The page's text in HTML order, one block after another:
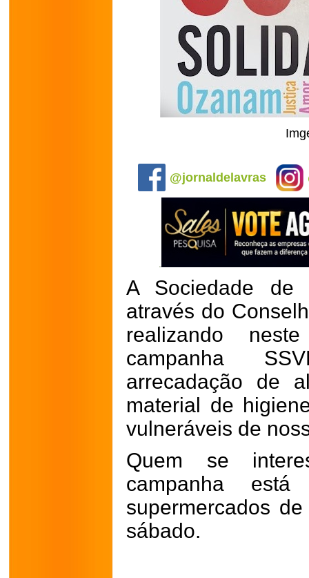
@jornaldelavras
A Sociedade de
através do
realizando
campanha
arrecadação de
material de
vulneráveis de
Quem se
campanha
supermercados
sábado.